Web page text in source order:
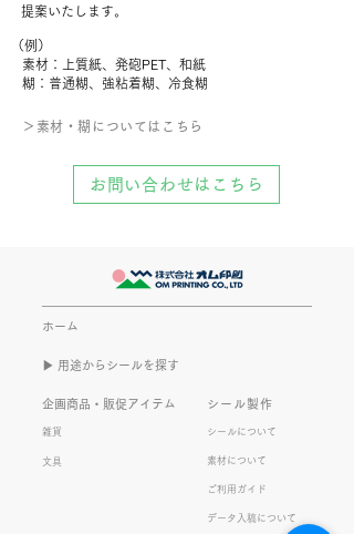
提案いたします。
（例）
素材：上質紙、発砲PET、和紙
糊：普通糊、強粘着糊、冷食糊
＞​素材・糊についてはこちら
お問い合わせはこちら
ホーム
▶︎ 用途からシールを探す
企画商品・販促アイテム
雑貨
文具
シール製作
シールについて
素材について
ご利用ガイド
データ入稿について